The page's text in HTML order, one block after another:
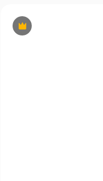
Premium